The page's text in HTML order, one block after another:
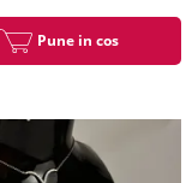
Pune in cos